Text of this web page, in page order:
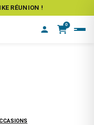
RÉUNION !
0